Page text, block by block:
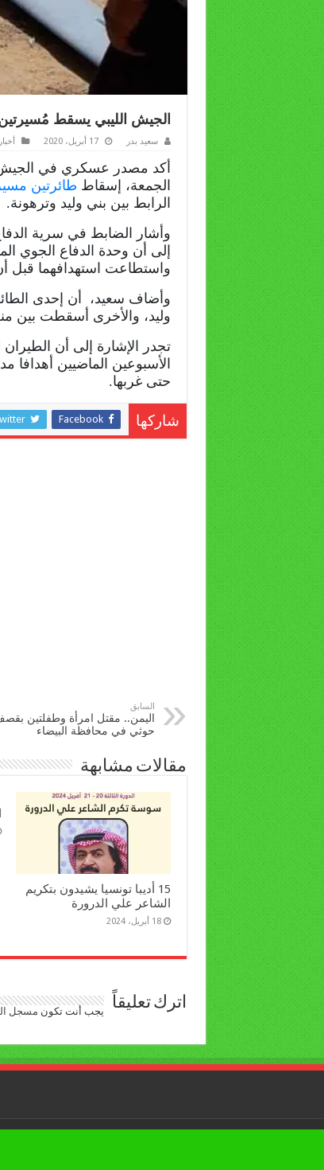
الجيش الليبي يسقط مُسيرتين
سعيد بدر 17 أبريل، 2020
أكد مصدر عسكري في الجيش
الجمعة، إسقاط طائرتين
الرابط بين بني وليد وترهونة.
وأشار الضابط في سرية
إلى أن وحدة الدفاع الجوي
واستطاعت استهدافهما
وأضاف سعيد، أن إحدى
وليد، والأخرى أسقطت بين
تجدر الإشارة إلى أن
الأسبوعين الماضيين
حتى غربها.
شاركها Facebook
السابق
اليمن.. مقتل امرأة وطفلتين
حوثي في محافظة البيضاء‎
مقالات مشابهة
15 أديبا تونسيا يشيدون بتكريم
الشاعر علي الدرورة
18 أبريل، 2024
اترك تعليقاً يجب أنت تكون مسجل